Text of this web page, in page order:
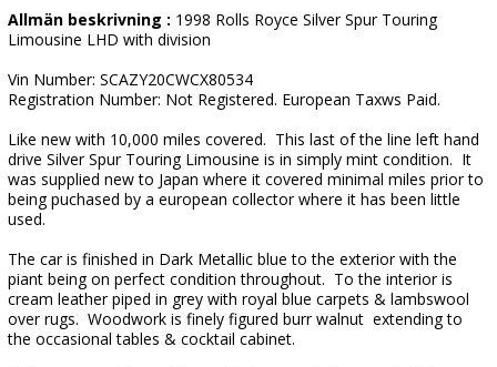
Allmän beskrivning : 1998 Rolls Royce Silver Spur Touring
Limousine LHD with division
Vin Number: SCAZY20CWCX80534
Registration Number: Not Registered. European Taxws Paid.
Like new with 10,000 miles covered. This last of the line left hand
drive Silver Spur Touring Limousine is in simply mint condition. It
was supplied new to Japan where it covered minimal miles prior to
being puchased by a european collector where it has been little
used.
The car is finished in Dark Metallic blue to the exterior with the
piant being on perfect condition throughout. To the interior is
cream leather piped in grey with royal blue carpets & lambswool
over rugs. Woodwork is finely figured burr walnut extending to
the occasional tables & cocktail cabinet.